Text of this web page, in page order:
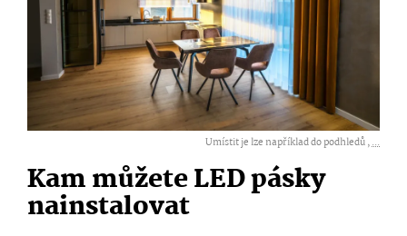
Umístit je lze například do podhledů ,...
Kam můžete LED pásky
nainstalovat